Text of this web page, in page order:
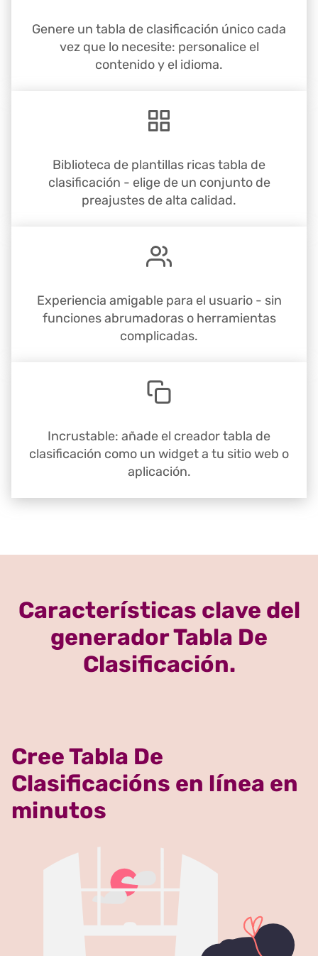
Genere un tabla de clasificación único cada
vez que lo necesite: personalice el
contenido y el idioma.
Biblioteca de plantillas ricas tabla de
clasificación - elige de un conjunto de
preajustes de alta calidad.
Experiencia amigable para el usuario - sin
funciones abrumadoras o herramientas
complicadas.
Incrustable: añade el creador tabla de
clasificación como un widget a tu sitio web o
aplicación.
Características clave del
generador Tabla De
Clasificación.
Cree Tabla De
Clasificacións en línea en
minutos